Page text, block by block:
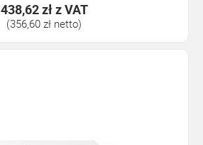
438,62 złz VAT
(356,60 zł netto)